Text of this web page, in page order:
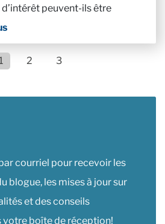
peuvent-ils être
2 3
courriel pour recevoir les
blogue, les mises à jour sur
et des conseils
boîte de réception!